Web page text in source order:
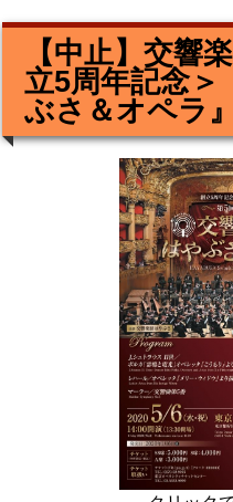
【中止】交響
立5周年記念＞
ぶさ＆オペラ』